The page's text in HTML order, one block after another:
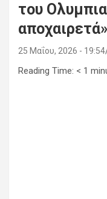
του
αποχαιρετά»
25 Μαΐου, 2026 - 19:54
Reading Time: < 1